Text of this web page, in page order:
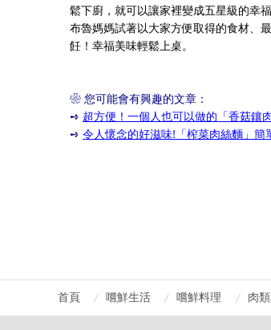
鬆下廚， 就可以讓家裡變成五星級的幸福
布魯媽媽試著以大家方便取得的食材、
飪！幸福美味輕鬆上桌。
❀ 您可能會有興趣的文章：
➺ 超方便！一個人也可以做的「香菇鑲肉
➺ 令人懷念的好滋味!「榨菜肉絲麵」簡
首頁 嚐鮮生活 嚐鮮料理 肉